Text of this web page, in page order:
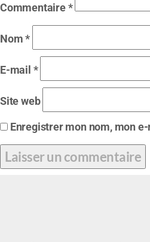
Commentaire*
Nom*
E-mail *
Site web
Enregistrer mon nom, mon